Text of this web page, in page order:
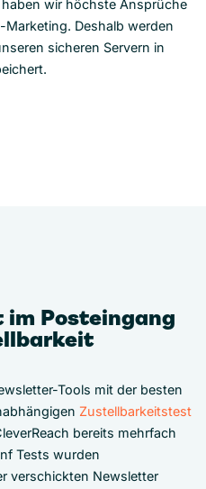
wir höchste Ansprüche
Marketing. Deshalb werden
sicheren Servern in
im Posteingang
Tools mit der besten
Zustellbarkeitstest
bereits mehrfach
Tests wurden
verschickten Newsletter